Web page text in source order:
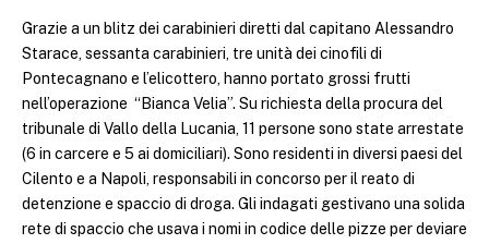
Grazie a un blitz dei carabinieri diretti dal capitano Alessandro
Starace, sessanta carabinieri, tre unità dei cinofili di
Pontecagnano e l’elicottero, hanno portato grossi frutti
nell’operazione “Bianca Velia”. Su richiesta della procura del
tribunale di Vallo della Lucania, 11 persone sono state arrestate
(6 in carcere e 5 ai domiciliari). Sono residenti in diversi paesi del
Cilento e a Napoli, responsabili in concorso per il reato di
detenzione e spaccio di droga. Gli indagati gestivano una solida
rete di spaccio che usava i nomi in codice delle pizze per deviare